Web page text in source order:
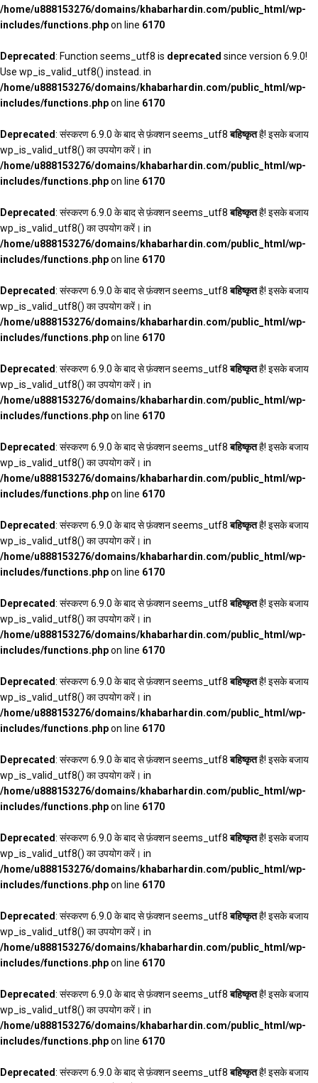
/home/u888153276/domains/khabarhardin.com/public_html/wp-
includes/functions.phpon line 6170
Deprecated: Function seems_utf8 is deprecated since version 6.9.0!
Use wp_is_valid_utf8() instead. in
/home/u888153276/domains/khabarhardin.com/public_html/wp-
includes/functions.phpon line 6170
Deprecated: संस्करण 6.9.0 के बाद से फ़ंक्शन seems_utf8बहिष्कृतहै! इसके बजाय
wp_is_valid_utf8() का उपयोग करें। in
/home/u888153276/domains/khabarhardin.com/public_html/wp-
includes/functions.phpon line 6170
Deprecated: संस्करण 6.9.0 के बाद से फ़ंक्शन seems_utf8बहिष्कृतहै! इसके बजाय
wp_is_valid_utf8() का उपयोग करें। in
/home/u888153276/domains/khabarhardin.com/public_html/wp-
includes/functions.phpon line 6170
Deprecated: संस्करण 6.9.0 के बाद से फ़ंक्शन seems_utf8बहिष्कृतहै! इसके बजाय
wp_is_valid_utf8() का उपयोग करें। in
/home/u888153276/domains/khabarhardin.com/public_html/wp-
includes/functions.phpon line 6170
Deprecated: संस्करण 6.9.0 के बाद से फ़ंक्शन seems_utf8बहिष्कृतहै! इसके बजाय
wp_is_valid_utf8() का उपयोग करें। in
/home/u888153276/domains/khabarhardin.com/public_html/wp-
includes/functions.phpon line 6170
Deprecated: संस्करण 6.9.0 के बाद से फ़ंक्शन seems_utf8बहिष्कृतहै! इसके बजाय
wp_is_valid_utf8() का उपयोग करें। in
/home/u888153276/domains/khabarhardin.com/public_html/wp-
includes/functions.phpon line 6170
Deprecated: संस्करण 6.9.0 के बाद से फ़ंक्शन seems_utf8बहिष्कृतहै! इसके बजाय
wp_is_valid_utf8() का उपयोग करें। in
/home/u888153276/domains/khabarhardin.com/public_html/wp-
includes/functions.phpon line 6170
Deprecated: संस्करण 6.9.0 के बाद से फ़ंक्शन seems_utf8बहिष्कृतहै! इसके बजाय
wp_is_valid_utf8() का उपयोग करें। in
/home/u888153276/domains/khabarhardin.com/public_html/wp-
includes/functions.phpon line 6170
Deprecated: संस्करण 6.9.0 के बाद से फ़ंक्शन seems_utf8बहिष्कृतहै! इसके बजाय
wp_is_valid_utf8() का उपयोग करें। in
/home/u888153276/domains/khabarhardin.com/public_html/wp-
includes/functions.phpon line 6170
Deprecated: संस्करण 6.9.0 के बाद से फ़ंक्शन seems_utf8बहिष्कृतहै! इसके बजाय
wp_is_valid_utf8() का उपयोग करें। in
/home/u888153276/domains/khabarhardin.com/public_html/wp-
includes/functions.phpon line 6170
Deprecated: संस्करण 6.9.0 के बाद से फ़ंक्शन seems_utf8बहिष्कृतहै! इसके बजाय
wp_is_valid_utf8() का उपयोग करें। in
/home/u888153276/domains/khabarhardin.com/public_html/wp-
includes/functions.phpon line 6170
Deprecated: संस्करण 6.9.0 के बाद से फ़ंक्शन seems_utf8बहिष्कृतहै! इसके बजाय
wp_is_valid_utf8() का उपयोग करें। in
/home/u888153276/domains/khabarhardin.com/public_html/wp-
includes/functions.phpon line 6170
Deprecated: संस्करण 6.9.0 के बाद से फ़ंक्शन seems_utf8बहिष्कृतहै! इसके बजाय
wp_is_valid_utf8() का उपयोग करें। in
/home/u888153276/domains/khabarhardin.com/public_html/wp-
includes/functions.phpon line 6170
Deprecated: संस्करण 6.9.0 के बाद से फ़ंक्शन seems_utf8बहिष्कृतहै! इसके बजाय